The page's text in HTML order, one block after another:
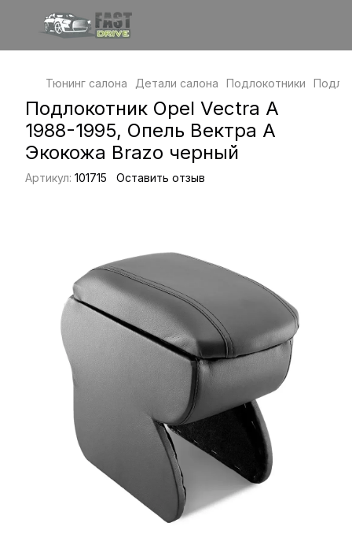
Тюнинг салона Детали салона Подлокотники
Подлокотник Opel Vectra A
1988-1995, Опель Вектра А
Экокожа Brazo черный
Артикул: 101715 Оставить отзыв